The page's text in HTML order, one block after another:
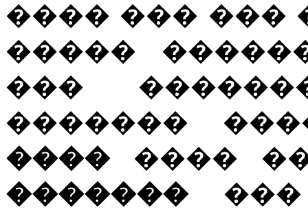
���� ��� ���
�����
���
�������
��������
����������